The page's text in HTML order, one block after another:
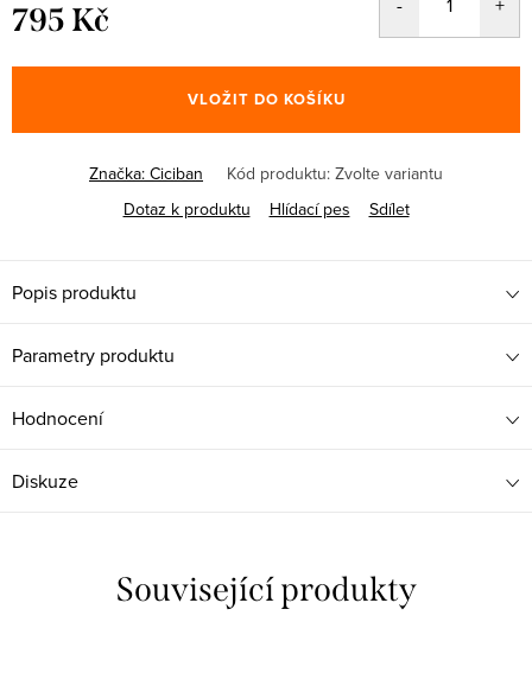
795 Kč
cena:
VLOŽIT DO KOŠÍKU
Značka: Ciciban Kód produktu: Zvolte variantu
Dotaz k produktu
Hlídací pes Sdílet
Popis produktu
Parametry produktu
Hodnocení
Diskuze
Související produkty